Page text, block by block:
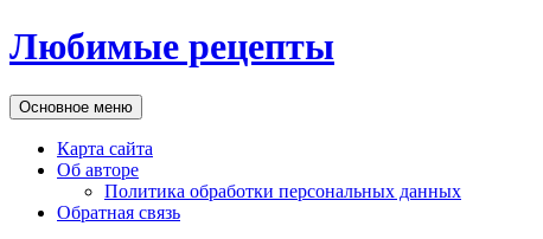
Перейти
к
Любимые рецепты
Поиск
Основное меню
Карта сайта
Об авторе
Политика обработки персональных данных
Обратная связь